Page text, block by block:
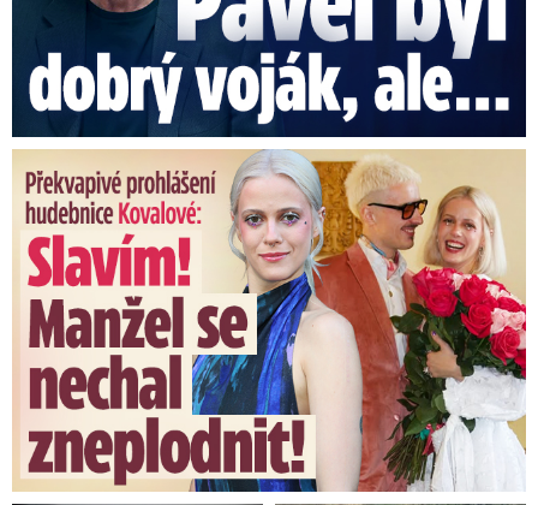
Překvapivé prohlášení hudebnice Kovalové: Slavím! Manžel se ...